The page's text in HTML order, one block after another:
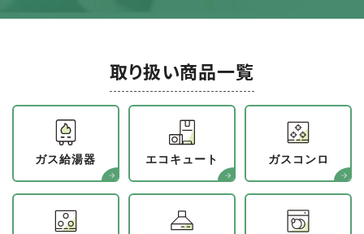
取り扱い商品一覧
ガス給湯器 エコキュート ガスコンロ